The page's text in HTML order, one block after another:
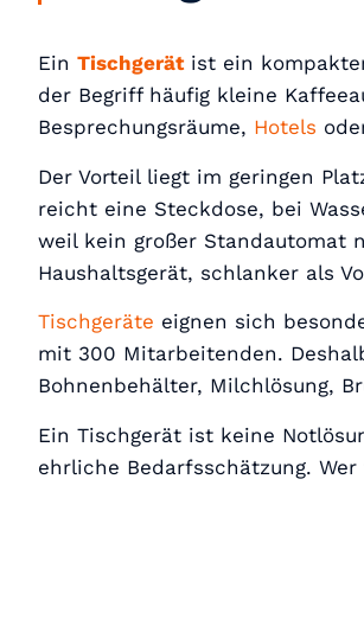
Ein Tischgerät ist ein
der Begriff häufig kleine
Besprechungsräume, Hotels
Der Vorteil liegt im geringen
reicht eine Steckdose, bei
weil kein großer Standautomat
Haushaltsgerät, schlanker als
Tischgeräte eignen sich
mit 300 Mitarbeitenden.
Bohnenbehälter, Milchlösung,
Ein Tischgerät ist keine
ehrliche Bedarfsschätzung.